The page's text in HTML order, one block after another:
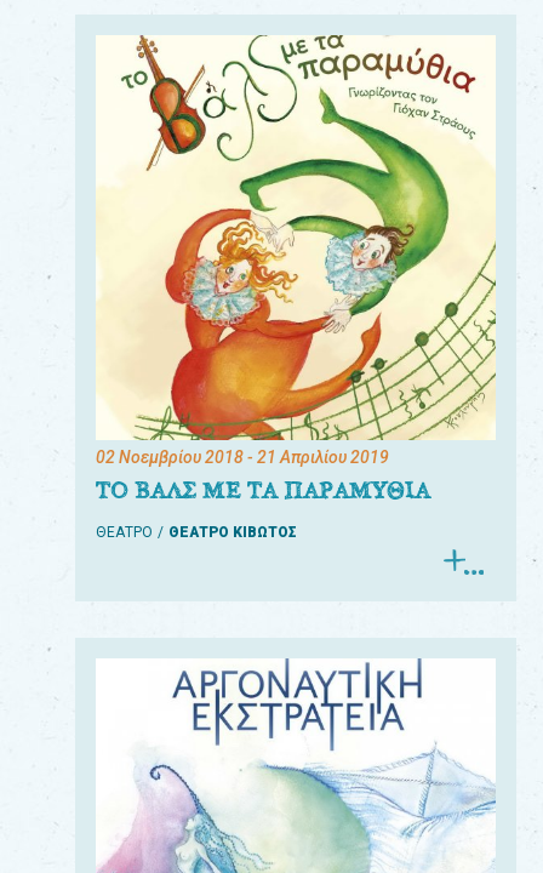
02 Νοεμβρίου 2018- 21 Απριλίου 2019
ΤΟ ΒΑΛΣ ΜΕ ΤΑ ΠΑΡΑΜΥΘΙΑ
ΘΕΑΤΡΟ ΘΕΑΤΡΟ ΚΙΒΩΤΟΣ